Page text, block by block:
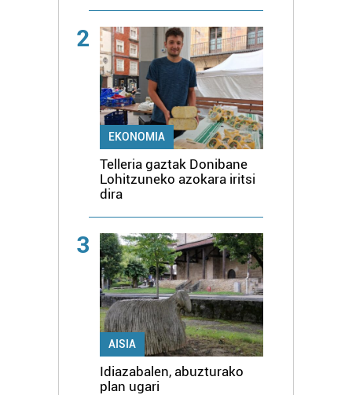
2
EKONOMIA
Telleria gaztak Donibane
Lohitzuneko azokara iritsi
dira
3
AISIA
Idiazabalen, abuzturako
plan ugari